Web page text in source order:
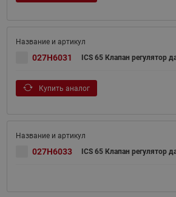
027H6031 ICS 65 Клапан регулятор
Купить аналог
027H6033 ICS 65 Клапан регулятор